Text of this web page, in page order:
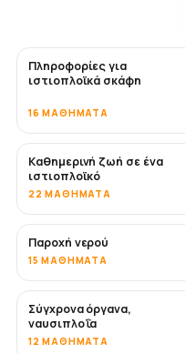
Πληροφορίες για
ιστιοπλοϊκά σκάφη
16 ΜΑΘΉΜΑΤΑ
Καθημερινή ζωή σε ένα
ιστιοπλοϊκό
22 ΜΑΘΉΜΑΤΑ
Παροχή νερού
15 ΜΑΘΉΜΑΤΑ
Σύγχρονα όργανα,
ναυσιπλοΐα
12 ΜΑΘΉΜΑΤΑ